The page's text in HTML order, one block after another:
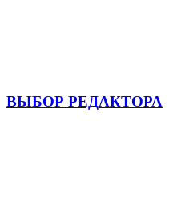
ВЫБОР РЕДАКТОРА